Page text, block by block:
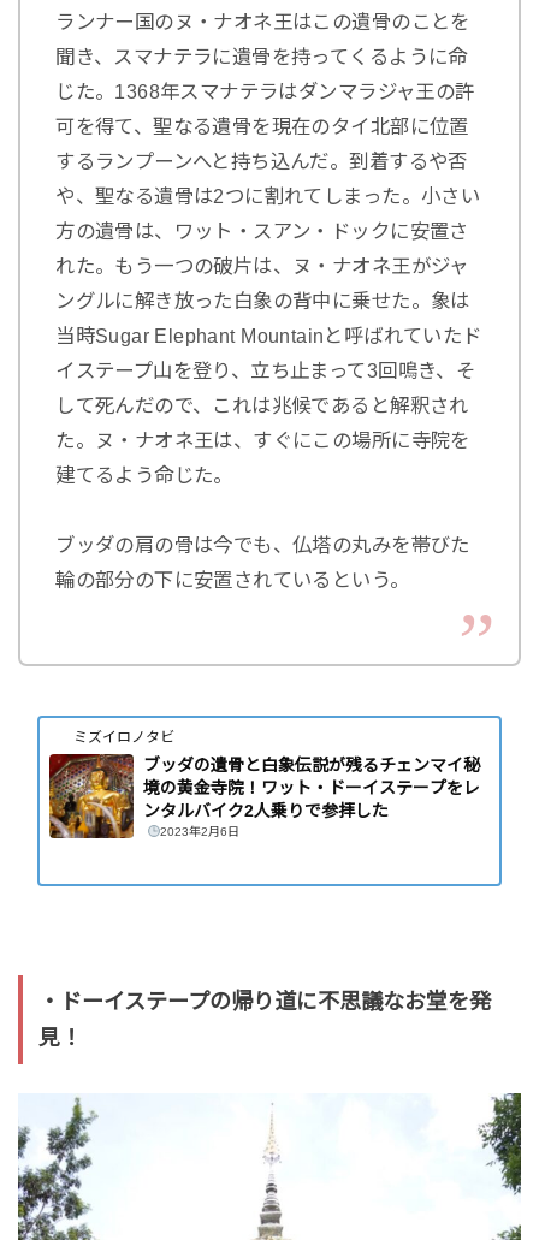
ランナー国のヌ・ナオネ王はこの遺骨のことを
聞き、スマナテラに遺骨を持ってくるように命
じた。1368年スマナテラはダンマラジャ王の許
可を得て、聖なる遺骨を現在のタイ北部に位置
するランプーンへと持ち込んだ。到着するや否
や、聖なる遺骨は2つに割れてしまった。小さい
方の遺骨は、ワット・スアン・ドックに安置さ
れた。もう一つの破片は、ヌ・ナオネ王がジャ
ングルに解き放った白象の背中に乗せた。象は
当時Sugar Elephant Mountainと呼ばれていたド
イステープ山を登り、立ち止まって3回鳴き、そ
して死んだので、これは兆候であると解釈され
た。ヌ・ナオネ王は、すぐにこの場所に寺院を
建てるよう命じた。
ブッダの肩の骨は今でも、仏塔の丸みを帯びた
輪の部分の下に安置されているという。
ミズイロノタビ
ブッダの遺骨と白象伝説が残るチェンマイ秘
境の黄金寺院！ワット・ドーイステープをレ
ンタルバイク2人乗りで参拝した
2023年2月6日
・ドーイステープの帰り道に不思議なお堂を発
見！